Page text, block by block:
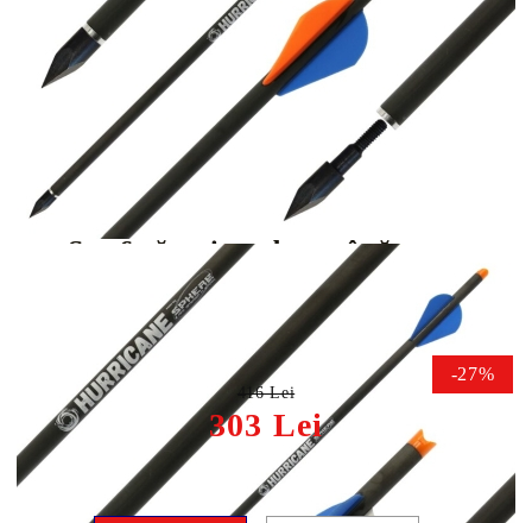
Share Tweet
Set 6 săgeți carbon vânătoare
SPHERE Hurricane Bodkin,
Performanță extremă
-27%
303 Lei
416 Lei
Lungime săgeată: